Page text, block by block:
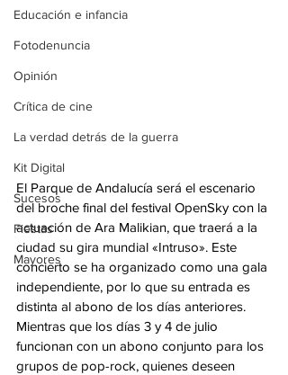
Educación e infancia
Fotodenuncia
Opinión
Crítica de cine
La verdad detrás de la guerra
Kit Digital
Sucesos
Fiestas
Mayores
El Parque de Andalucía será el escenario
del broche final del festival OpenSky con la
actuación de Ara Malikian, que traerá a la
ciudad su gira mundial «Intruso». Este
concierto se ha organizado como una gala
independiente, por lo que su entrada es
distinta al abono de los días anteriores.
Mientras que los días 3 y 4 de julio
funcionan con un abono conjunto para los
grupos de pop-rock, quienes deseen